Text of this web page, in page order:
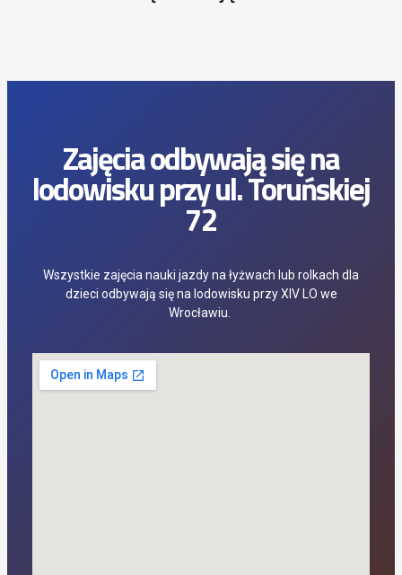
Zajęcia odbywają się na
lodowisku przy ul. Toruńskiej
72
Wszystkie zajęcia nauki jazdy na łyżwach lub rolkach dla
dzieci odbywają się na lodowisku przy XIV LO we
Wrocławiu.